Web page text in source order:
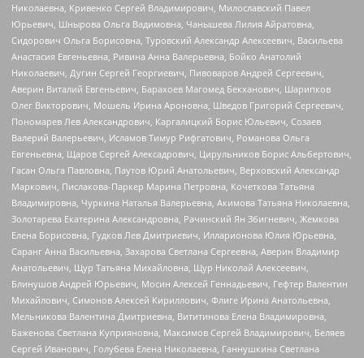
Николаевна, Кривенко Сергей Владимирович, Милославский Павел
Юрьевич, Шнырова Ольга Вадимовна, Чанышева Лилия Айратовна,
Сидорович Ольга Борисовна, Туровский Александр Алексеевич, Васильева
Анастасия Евгеньевна, Ривина Анна Валерьевна, Бойко Анатолий
Николаевич, Дугин Сергей Георгиевич, Пивоваров Андрей Сергеевич,
Аверин Виталий Евгеньевич, Барахоев Магомед Бекханович, Шарипков
Олег Викторович, Мошель Ирина Ароновна, Шведов Григорий Сергеевич,
Пономарев Лев Александрович, Каргалицкий Борис Юльевич, Созаев
Валерий Валерьевич, Исламов Тимур Рифгатович, Романова Ольга
Евгеньевна, Щаров Сергей Алексадрович, Цирульников Борис Альбертович,
Гасан Ольга Павловна, Паутов Юрий Анатольевич, Верховский Александр
Маркович, Пислакова-Паркер Марина Петровна, Кочеткова Татьяна
Владимировна, Чуркина Наталья Валерьевна, Акимова Татьяна Николаевна,
Золотарева Екатерина Александровна, Рачинский Ян Збигневич, Жемкова
Елена Борисовна, Гудков Лев Дмитриевич, Илларионова Юлия Юрьевна,
Саранг Анна Васильевна, Захарова Светлана Сергеевна, Аверин Владимир
Анатольевич, Щур Татьяна Михайловна, Щур Николай Алексеевич,
Блинушов Андрей Юрьевич, Мосин Алексей Геннадьевич, Гефтер Валентин
Михайлович, Симонов Алексей Кириллович, Флиге Ирина Анатольевна,
Мельникова Валентина Дмитриевна, Вититинова Елена Владимировна,
Баженова Светлана Куприяновна, Максимов Сергей Владимирович, Беляев
Сергей Иванович, Голубева Елена Николаевна, Ганнушкина Светлана